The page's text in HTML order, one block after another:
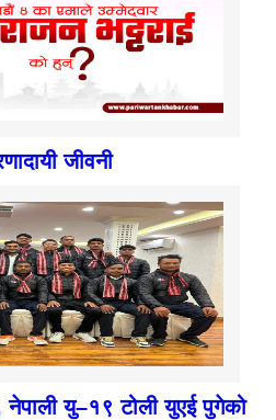
जीवनी
यु–१९ टोली युएई पुगेको